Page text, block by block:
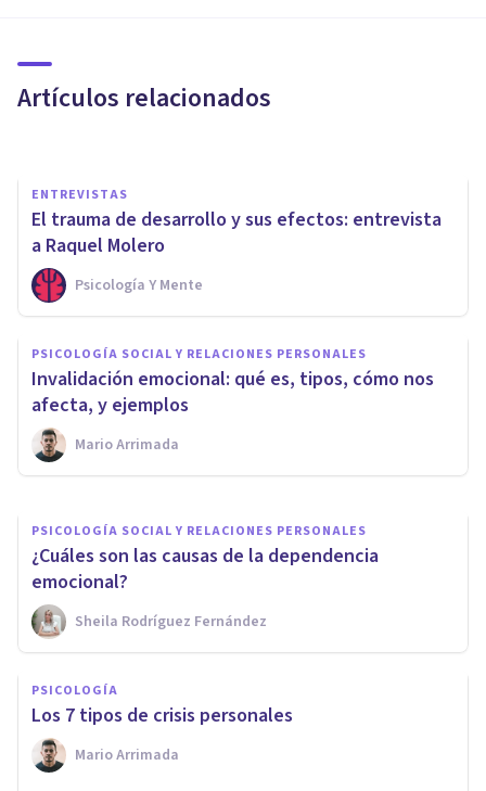
Artículos relacionados
Causas, y qué hacer
ENTREVISTAS
El trauma de desarrollo y sus efectos: entrevista
a Raquel Molero
Psicología Y Mente
PSICOLOGÍA SOCIAL Y RELACIONES PERSONALES
Invalidación emocional: qué es, tipos, cómo nos
afecta, y ejemplos
Mario Arrimada
¿Cuál es el significado
emocional de las adicciones?
Ester Fernández
PSICOLOGÍA SOCIAL Y RELACIONES PERSONALES
¿Cuáles son las causas de la dependencia
emocional?
Sheila Rodríguez Fernández
PSICOLOGÍA
Los 7 tipos de crisis personales
Mario Arrimada